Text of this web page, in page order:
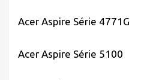
Acer Aspire Série 4771G
Acer Aspire Série 5100